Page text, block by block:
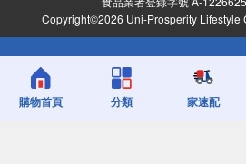
Copyright©2026 Uni-Prosperity Lifestyle
購物首頁 分類 家速配